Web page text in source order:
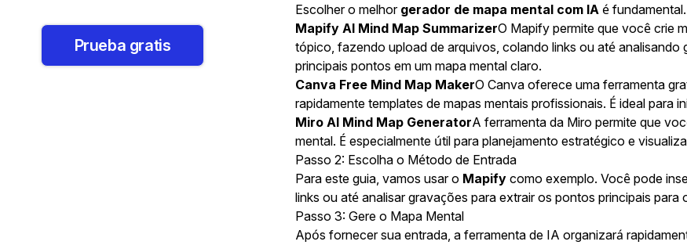
Prueba gratis
Escolher o melhor gerador de mapa mental com IA é
Mapify AI Mind Map SummarizerO Mapify permite que você crie
tópico, fazendo upload de arquivos, colando links ou até
principais pontos em um mapa mental claro.
Canva Free Mind Map MakerO Canva oferece uma ferramenta
rapidamente templates de mapas mentais profissionais. É ideal para
Miro AI Mind Map GeneratorA ferramenta da Miro permite que
mental. É especialmente útil para planejamento estratégico e
Passo 2: Escolha o Método de Entrada
Para este guia, vamos usar o Mapify como exemplo. Você pode
links ou até analisar gravações para extrair os pontos principais para
Passo 3: Gere o Mapa Mental
Após fornecer sua entrada, a ferramenta de IA organizará